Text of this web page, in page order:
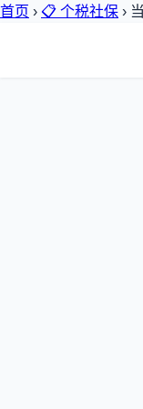
首页 › 📋 个税社保 ›